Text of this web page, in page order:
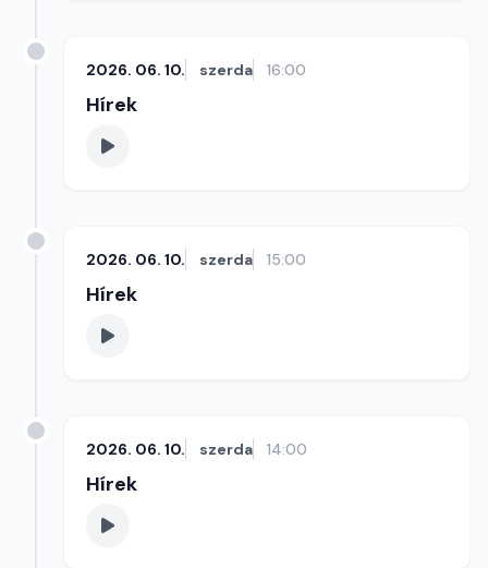
2026. 06. 10. szerda 16:00
Hírek
2026. 06. 10. szerda 15:00
Hírek
2026. 06. 10. szerda 14:00
Hírek